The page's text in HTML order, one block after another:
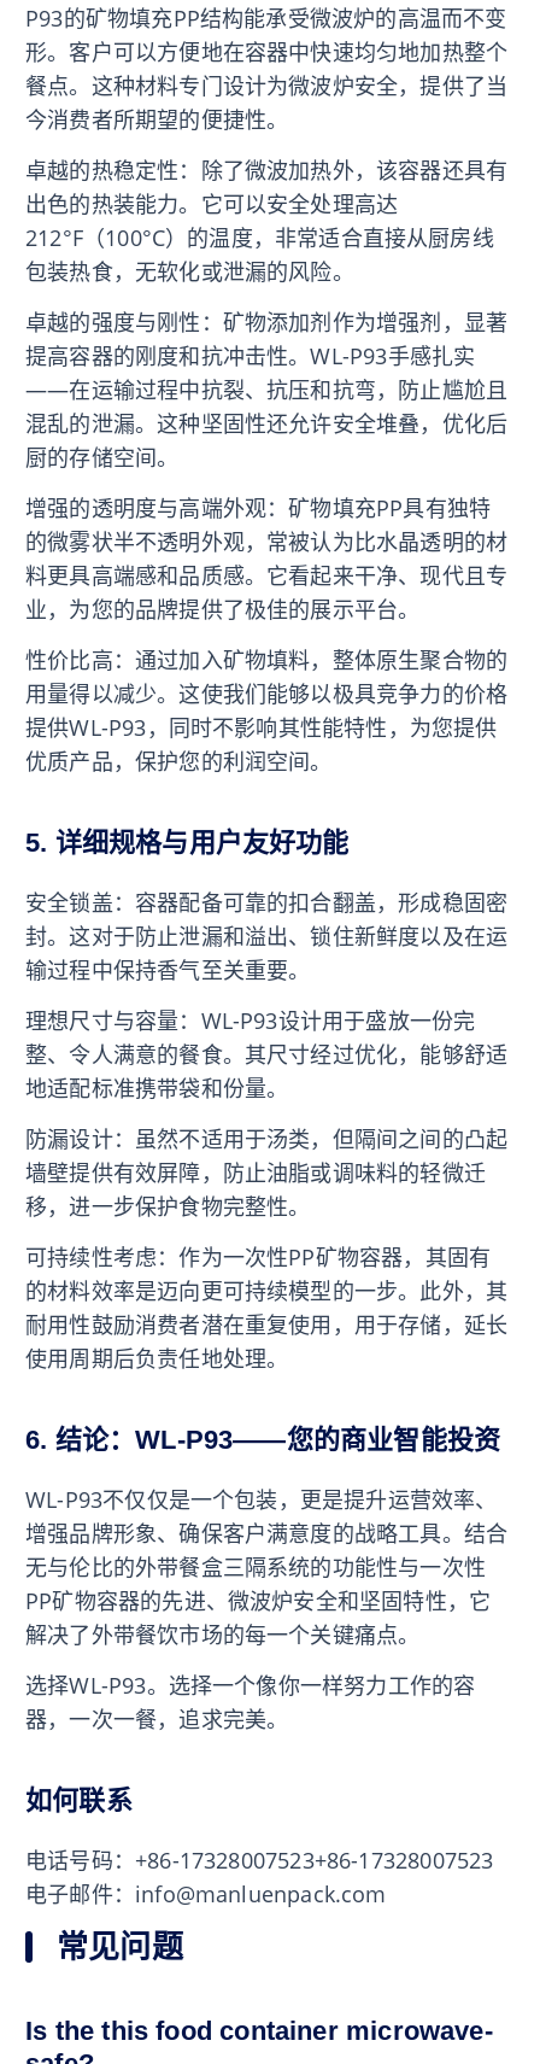
P93的矿物填充PP结构能承受微波炉的高温而不变
形。客户可以方便地在容器中快速均匀地加热整个
餐点。这种材料专门设计为微波炉安全，提供了当
今消费者所期望的便捷性。
卓越的热稳定性：除了微波加热外，该容器还具有
出色的热装能力。它可以安全处理高达
212°F（100°C）的温度，非常适合直接从厨房线
包装热食，无软化或泄漏的风险。
卓越的强度与刚性：矿物添加剂作为增强剂，显著
提高容器的刚度和抗冲击性。WL-P93手感扎实
——在运输过程中抗裂、抗压和抗弯，防止尴尬且
混乱的泄漏。这种坚固性还允许安全堆叠，优化后
厨的存储空间。
增强的透明度与高端外观：矿物填充PP具有独特
的微雾状半不透明外观，常被认为比水晶透明的材
料更具高端感和品质感。它看起来干净、现代且专
业，为您的品牌提供了极佳的展示平台。
性价比高：通过加入矿物填料，整体原生聚合物的
用量得以减少。这使我们能够以极具竞争力的价格
提供WL-P93，同时不影响其性能特性，为您提供
优质产品，保护您的利润空间。
5. 详细规格与用户友好功能
安全锁盖：容器配备可靠的扣合翻盖，形成稳固密
封。这对于防止泄漏和溢出、锁住新鲜度以及在运
输过程中保持香气至关重要。
理想尺寸与容量：WL-P93设计用于盛放一份完
整、令人满意的餐食。其尺寸经过优化，能够舒适
地适配标准携带袋和份量。
防漏设计：虽然不适用于汤类，但隔间之间的凸起
墙壁提供有效屏障，防止油脂或调味料的轻微迁
移，进一步保护食物完整性。
可持续性考虑：作为一次性PP矿物容器，其固有
的材料效率是迈向更可持续模型的一步。此外，其
耐用性鼓励消费者潜在重复使用，用于存储，延长
使用周期后负责任地处理。
6. 结论：WL-P93——您的商业智能投资
WL-P93不仅仅是一个包装，更是提升运营效率、
增强品牌形象、确保客户满意度的战略工具。结合
无与伦比的外带餐盒三隔系统的功能性与一次性
PP矿物容器的先进、微波炉安全和坚固特性，它
解决了外带餐饮市场的每一个关键痛点。
选择WL-P93。选择一个像你一样努力工作的容
器，一次一餐，追求完美。
如何联系
电话号码：+86-17328007523+86-17328007523
电子邮件：info@manluenpack.com
常见问题
Is the this food container microwave-